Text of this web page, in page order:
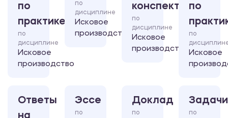
по
практике
по
дисциплине
Исковое
производство
по
дисциплине
Исковое
производство
конспект
по
дисциплине
Исковое
производство
по
по
Исковое
Ответы
Эссе
по
Доклад
по
Задачи
по